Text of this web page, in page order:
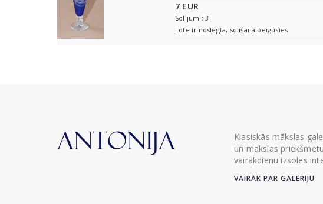
7 EUR
Solījumi: 3
Lote ir noslēgta, solīšana beigusies
Klasiskās mākslas
un mākslas
vairākdienu izsoles
VAIRĀK PAR GALERIJU